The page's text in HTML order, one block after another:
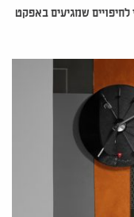
לחיפויים שמגיעים באפקט